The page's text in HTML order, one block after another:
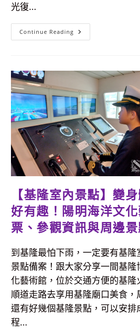
光復...
Continue Reading 【基
隆
司
大
院
子
(基
隆
要
塞
司
令
部)，
展
覽
+文
創
免
費
參
觀
【基隆室內景點】變
好有趣！陽明海洋文
票、參觀資訊與周邊
到基隆最怕下雨，一定要有基
景點備案！跟大家分享一間基
化藝術館，位於交通方便的基隆
順道走路去享用基隆廟口美食
還有好幾個基隆景點，可以安
程...